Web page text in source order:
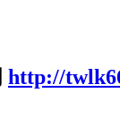
http://